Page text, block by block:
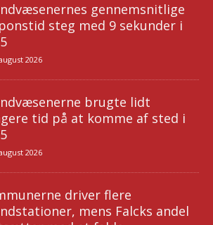
gennemsnitlige
steg med 9 sekunder i
2026
brugte lidt
tid på at komme af sted i
2026
driver flere
mens Falcks andel